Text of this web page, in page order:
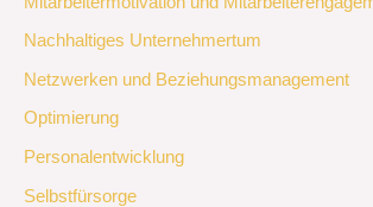
Nachhaltiges Unternehmertum
Netzwerken und Beziehungsmanagement
Optimierung
Personalentwicklung
Selbstfürsorge